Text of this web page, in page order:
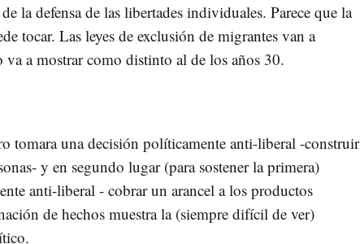
la defensa de las libertades individuales. Parece que la
tocar. Las leyes de exclusión de migrantes van a
a mostrar como distinto al de los años 30.
tomara una decisión políticamente anti-liberal -construir
y en segundo lugar (para sostener la primera)
anti-liberal - cobrar un arancel a los productos
de hechos muestra la (siempre difícil de ver)